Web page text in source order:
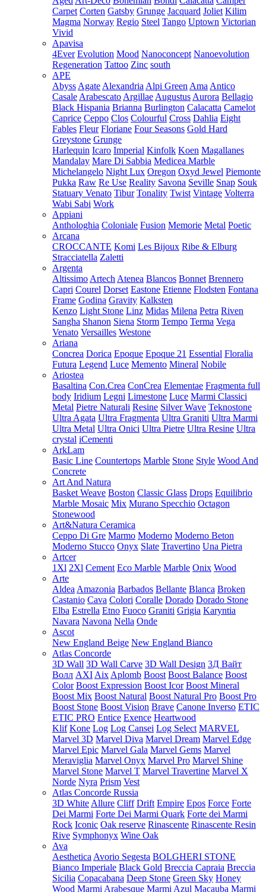
Carpet Corten Gatsby Grunge Jacquard Joliet Kilim
Magma Norway Regio Steel Tango Uptown Victorian
Vivid
Apavisa
4Ever Evolution Mood Nanoconcept Nanoevolution
Regeneration Tattoo Zinc south
APE
Abyss Agate Alexandria Alpi Green Ama Antico
Casale Arabescato Argillae Augustus Aurora Bellagio
Black Hispania Brianna Burlington Calacatta Camelot
Caprice Ceppo Clos Colourful Cross Dahlia Eight
Fables Fleur Floriane Four Seasons Gold Hard
Greystone Grunge
Harlequin Icaro Imperial Kinfolk Koen Magallanes
Mandalay Mare Di Sabbia Medicea Marble
Michelangelo Night Lux Oregon Oxyd Jewel Piemonte
Pukka Raw Re Use Reality Savona Seville Snap Souk
Statuary Venato Tibur Tonality Twist Vintage Volterra
Wabi Sabi Work
Appiani
Anthologhia Coloniale Fusion Memorie Metal Poetic
Arcana
CROCCANTE Komi Les Bijoux Ribe & Elburg
Stracciatella Zaletti
Argenta
Altissimo Artech Atenea Blancos Bonnet Brennero
Capri Courel Dorset Eastone Etienne Flodsten Fontana
Frame Godina Gravity Kalksten
Kenzo Light Stone Linz Midas Milena Petra Riven
Sangha Shanon Siena Storm Tempo Terma Vega
Venato Versailles Westone
Ariana
Concrea Dorica Epoque Epoque 21 Essential Floralia
Futura Legend Luce Memento Mineral Nobile
Ariostea
Basaltina Con.Crea ConCrea Elementae Fragmenta full
body Iridium Legni Limestone Luce Marmi Classici
Metal Pietre Naturali Resine Silver Wave Teknostone
Ultra Agata Ultra Fragmenta Ultra Graniti Ultra Marmi
Ultra Metal Ultra Onici Ultra Pietre Ultra Resine Ultra
crystal iCementi
ArkLam
Basic Line Countertops Marble Stone Style Wood And
Concrete
Art And Natura
Basket Weave Boston Classic Glass Drops Equilibrio
Marble Mosaic Mix Murano Specchio Octagon
Stonewood
Art&Natura Ceramica
Ceppo Di Gre Marmo Moderno Moderno Beton
Moderno Stucco Onyx Slate Travertino Una Pietra
Artcer
1Xl 2Xl Cement Eco Marble Marble Onix Wood
Arte
Aldea Amazonia Barbados Bellante Blanca Broken
Castanio Cava Colori Coralle Dorado Dorado Stone
Elba Estrella Etno Fuoco Graniti Grigia Karyntia
Navara Navona Nella Onde
Ascot
New England Beige New England Bianco
Atlas Concorde
3D Wall 3D Wall Carve 3D Wall Design 3Д Вайт
Волл AXI Aix Aplomb Boost Boost Balance Boost
Color Boost Expression Boost Icor Boost Mineral
Boost Mix Boost Natural Boost Natural Pro Boost Pro
Boost Stone Boost Vision Brave Canone Inverso ETIC
ETIC PRO Entice Exence Heartwood
Klif Kone Log Log Cansei Log Select MARVEL
Marvel 3D Marvel Diva Marvel Dream Marvel Edge
Marvel Epic Marvel Gala Marvel Gems Marvel
Meraviglia Marvel Onyx Marvel Pro Marvel Shine
Marvel Stone Marvel T Marvel Travertine Marvel X
Norde Nyra Prism Vest
Atlas Concorde Russia
3D White Allure Cliff Drift Empire Epos Force Forte
Dei Marmi Forte Dei Marmi Quark Forte dei Marmi
Rock Iconic Oak reserve Rinascente Rinascente Resin
Rive Symphonyx Wine Oak
Ava
Aesthetica Avorio Segesta BOLGHERI STONE
Bianco Imperiale Black Gold Breccia Capraia Breccia
Sicilia Copacabana Deep Stone Green Sky Honey
Wood Marmi Arabesque Marmi Azul Macauba Marmi